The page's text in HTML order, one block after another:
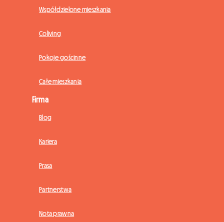
Współdzielone mieszkania
Coliving
Pokoje gościnne
Całe mieszkania
Firma
Blog
Kariera
Prasa
Partnerstwa
Nota prawna